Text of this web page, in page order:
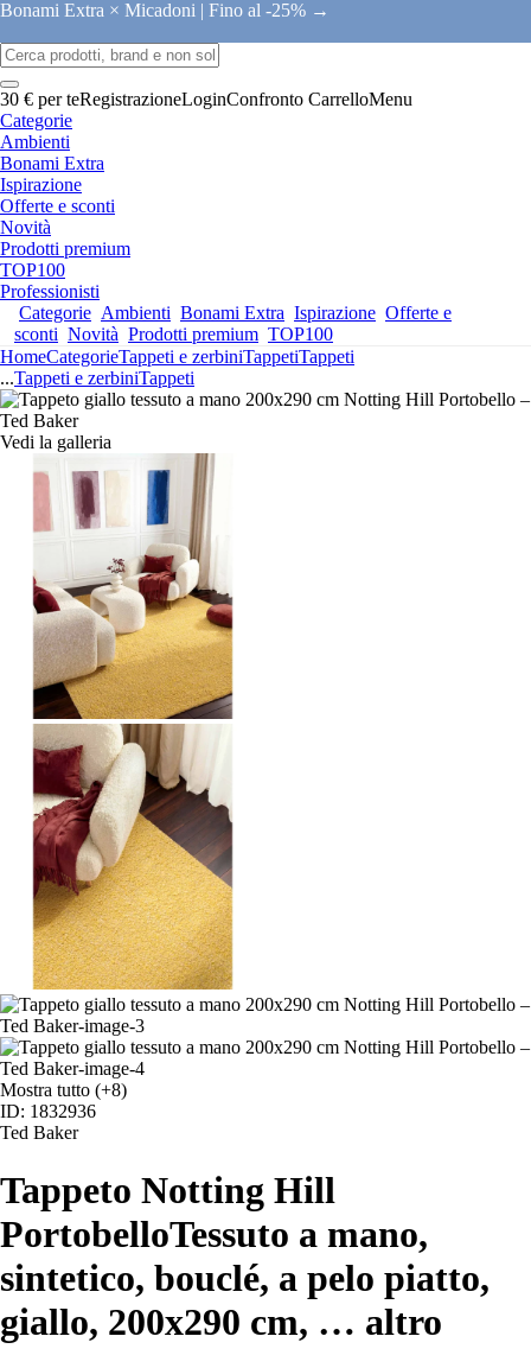
Bonami Extra × Micadoni | Fino al -25% →
30 € per teRegistrazioneLoginConfronto CarrelloMenu
Categorie
Ambienti
Bonami Extra
Ispirazione
Offerte e sconti
Novità
Prodotti premium
TOP100
Professionisti
Categorie Ambienti Bonami Extra Ispirazione Offerte e
sconti Novità Prodotti premium TOP100
HomeCategorieTappeti e zerbiniTappetiTappeti
...Tappeti e zerbiniTappeti
Vedi la galleria
Mostra tutto (+8)
ID: 1832936
Ted Baker
Tappeto Notting Hill
PortobelloTessuto a mano,
sintetico, bouclé, a pelo piatto,
giallo, 200x290 cm, … altro